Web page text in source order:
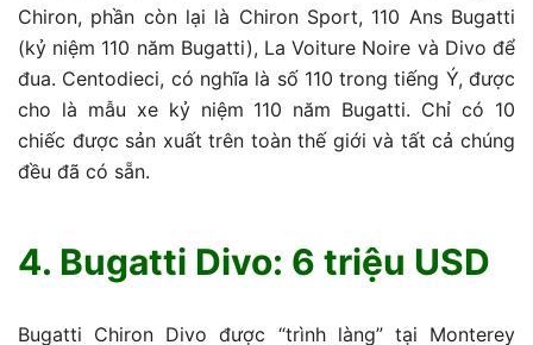
Chiron, phần còn lại là Chiron Sport, 110 Ans Bugatti
(kỷ niệm 110 năm Bugatti), La Voiture Noire và Divo để
đua. Centodieci, có nghĩa là số 110 trong tiếng Ý, được
cho là mẫu xe kỷ niệm 110 năm Bugatti. Chỉ có 10
chiếc được sản xuất trên toàn thế giới và tất cả chúng
đều đã có sẵn.
4. Bugatti Divo: 6 triệu USD
Bugatti Chiron Divo được “trình làng” tại Monterey